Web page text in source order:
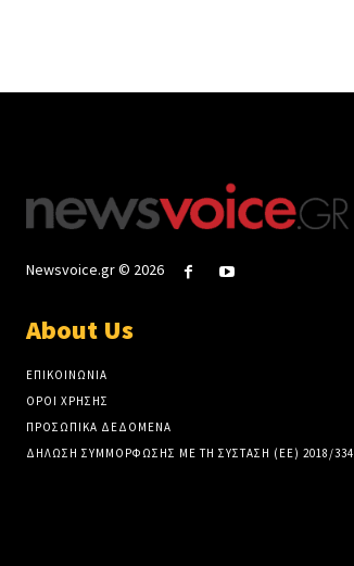
Newsvoice.gr © 2026
About Us
ΕΠΙΚΟΙΝΩΝΙΑ
ΟΡΟΙ ΧΡΗΣΗΣ
ΠΡΟΣΩΠΙΚΑ ΔΕΔΟΜΕΝΑ
ΔΗΛΩΣΗ ΣΥΜΜΟΡΦΩΣΗΣ ΜΕ ΤΗ ΣΥΣΤΑΣΗ (ΕΕ) 2018/334